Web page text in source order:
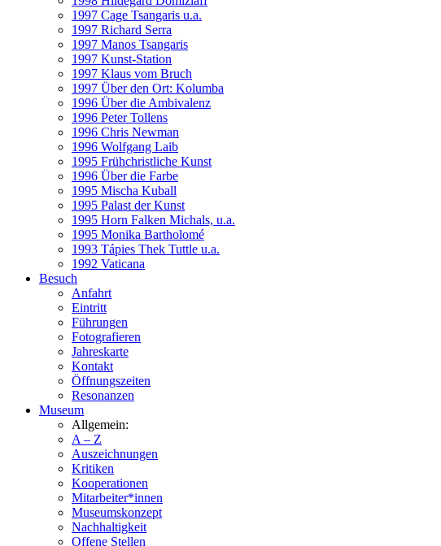
1997 Cage Tsangaris u.a.
1997 Richard Serra
1997 Manos Tsangaris
1997 Kunst-Station
1997 Klaus vom Bruch
1997 Über den Ort: Kolumba
1996 Über die Ambivalenz
1996 Peter Tollens
1996 Chris Newman
1996 Wolfgang Laib
1995 Frühchristliche Kunst
1996 Über die Farbe
1995 Mischa Kuball
1995 Palast der Kunst
1995 Horn Falken Michals, u.a.
1995 Monika Bartholomé
1993 Tápies Thek Tuttle u.a.
1992 Vaticana
Besuch
Anfahrt
Eintritt
Führungen
Fotografieren
Jahreskarte
Kontakt
Öffnungszeiten
Resonanzen
Museum
Allgemein:
A – Z
Auszeichnungen
Kritiken
Kooperationen
Mitarbeiter*innen
Museumskonzept
Nachhaltigkeit
Offene Stellen